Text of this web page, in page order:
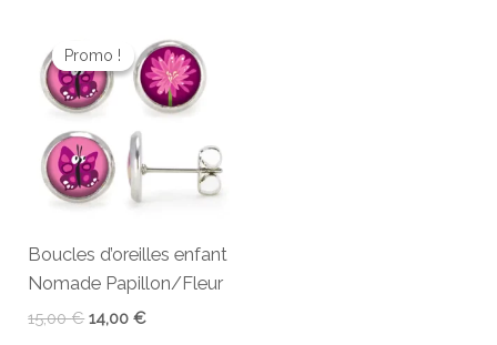
Promo !
Promo !
Boucles d’oreilles enfant
Nomade Papillon/Fleur
15,00€
initial
était :
15,00 €.
14,00€
prix
actuel
est :
14,00 €.